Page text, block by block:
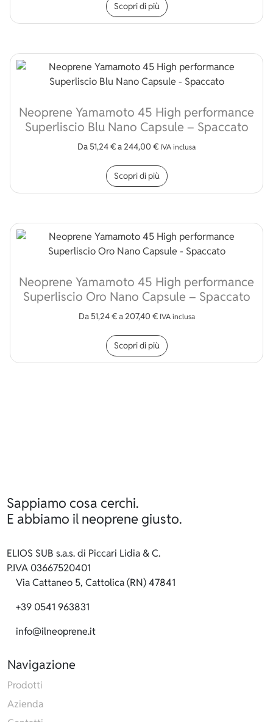
Scopri di più
Neoprene Yamamoto 45 High performance
Superliscio Blu Nano Capsule – Spaccato
Da 51,24€a244,00 € IVA inclusa
Scopri di più
Neoprene Yamamoto 45 High performance
Superliscio Oro Nano Capsule – Spaccato
Da 51,24€a207,40 € IVA inclusa
Scopri di più
Sappiamo cosa cerchi.
E abbiamo il neoprene giusto.
ELIOS SUB s.a.s. di Piccari Lidia & C.
P.IVA 03667520401
Via Cattaneo 5, Cattolica (RN) 47841
+39 0541 963831
info@ilneoprene.it
Navigazione
Prodotti
Azienda